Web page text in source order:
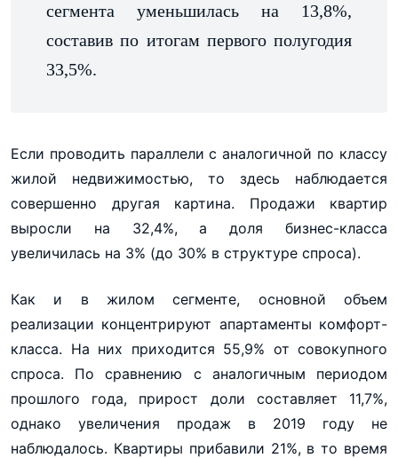
сегмента уменьшилась на 13,8%,
составив по итогам первого полугодия
33,5%.
Если проводить параллели с аналогичной по классу
жилой недвижимостью, то здесь наблюдается
совершенно другая картина. Продажи квартир
выросли на 32,4%, а доля бизнес-класса
увеличилась на 3% (до 30% в структуре спроса).
Как и в жилом сегменте, основной объем
реализации концентрируют апартаменты комфорт-
класса. На них приходится 55,9% от совокупного
спроса. По сравнению с аналогичным периодом
прошлого года, прирост доли составляет 11,7%,
однако увеличения продаж в 2019 году не
наблюдалось. Квартиры прибавили 21%, в то время